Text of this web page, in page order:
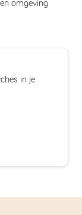
omgeving
in je